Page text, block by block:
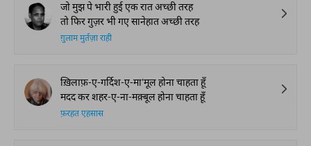
जो मुझ पे भारी हुई एक रात अच्छी तरह
तो फिर गुज़र भी गए सानेहात अच्छी तरह
ग़ुलाम मुर्तज़ा राही
ख़िलाफ़-ए-गर्दिश-ए-मा'मूल होना चाहता हूँ
मदद कर शहर-ए-ना-मक़्बूल होना चाहता हूँ
फ़रहत एहसास